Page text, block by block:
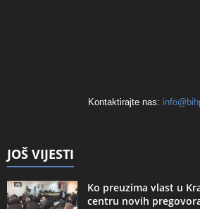
Kontaktirajte nas:
JOŠ VIJESTI
Ko preuzima vlast u
centru novih